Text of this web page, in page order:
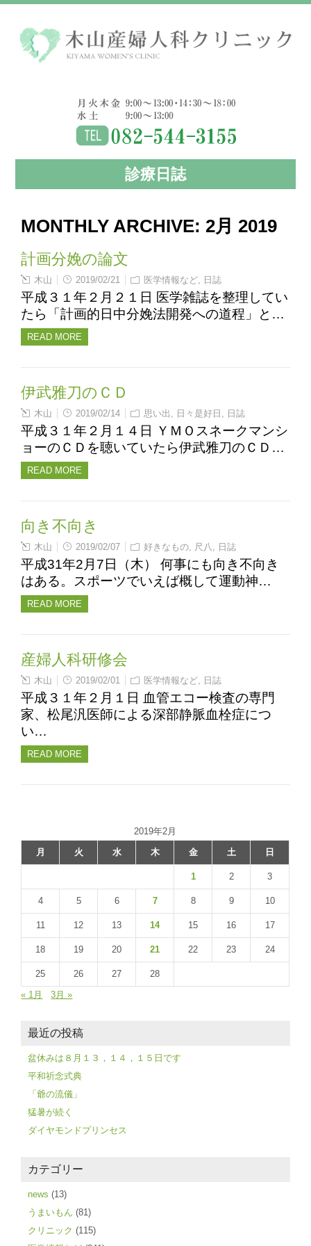
診療日誌
MONTHLY ARCHIVE:2月 2019
計画分娩の論文
木山 2019/02/21 医学情報など 日誌
平成３１年２月２１日 医学雑誌を整理してい
たら「計画的日中分娩法開発への道程」と…
READ MORE
伊武雅刀のＣＤ
木山 2019/02/14 思い出 日々是好日 日誌
平成３１年２月１４日 ＹＭＯスネークマンシ
ョーのＣＤを聴いていたら伊武雅刀のＣＤ…
READ MORE
向き不向き
木山 2019/02/07 好きなもの 尺八 日誌
平成31年2月7日（木） 何事にも向き不向き
はある。スポーツでいえば概して運動神…
READ MORE
産婦人科研修会
木山 2019/02/01 医学情報など 日誌
平成３１年２月１日 血管エコー検査の専門
家、松尾汎医師による深部静脈血栓症につ
い…
READ MORE
2019年2月
月
火 水 木 金 土 日
1 2 3
4 5 6 7 8 9 10
11 12 13 14 15 16 17
18 19 20 21 22 23 24
25 26 27
28
« 1月
3月 »
最近の投稿
盆休みは８月１３，１４，１５日です
平和祈念式典
「爺の流儀」
猛暑が続く
ダイヤモンドプリンセス
カテゴリー
news (13)
うまいもん (81)
クリニック (115)